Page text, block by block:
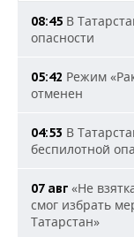
08:45 В
опасности
05:42 Режим
отменен
04:53 В
беспилотной
07 авг «Не
смог избрать
Татарстан»